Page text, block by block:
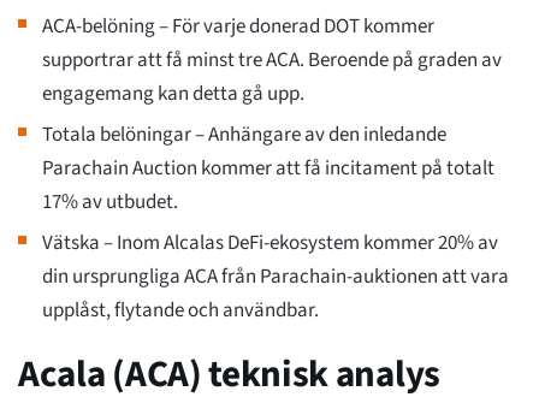
ACA-belöning – För varje donerad DOT kommer
supportrar att få minst tre ACA. Beroende på graden av
engagemang kan detta gå upp.
Totala belöningar – Anhängare av den inledande
Parachain Auction kommer att få incitament på totalt
17% av utbudet.
Vätska – Inom Alcalas DeFi-ekosystem kommer 20% av
din ursprungliga ACA från Parachain-auktionen att vara
upplåst, flytande och användbar.
Acala (ACA) teknisk analys